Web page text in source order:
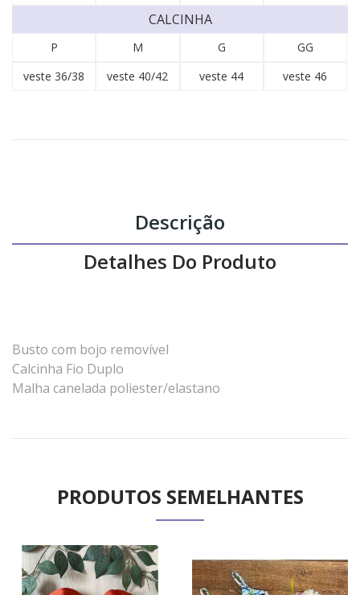
CALCINHA
P M G
GG
veste 36/38
veste 40/42 veste 44 veste 46
Descrição
Detalhes Do Produto
Busto com bojo removível
Calcinha Fio Duplo
Malha canelada poliester/elastano
PRODUTOS SEMELHANTES